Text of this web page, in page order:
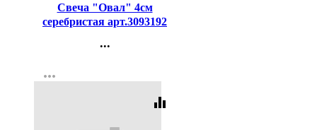
Свеча "Овал" 4см
серебристая арт.3093192
...
Регистрация
more_horiz
equalizer